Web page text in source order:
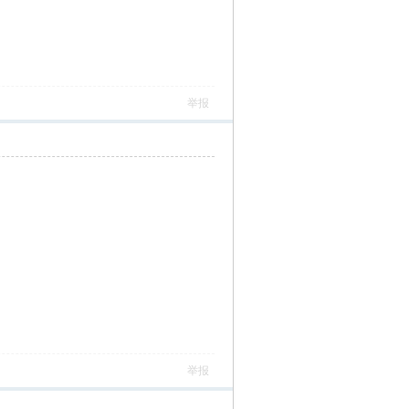
举报
举报